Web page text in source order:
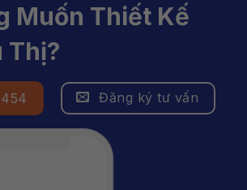
Muốn Thiết Kế
Thị?
Đăng ký tư vấn